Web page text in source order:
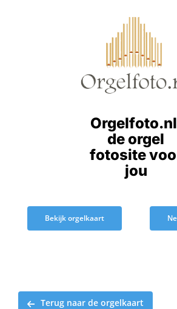
de orgel
fotosite
jou
Bekijk orgelkaart
Terug naar de orgelkaart